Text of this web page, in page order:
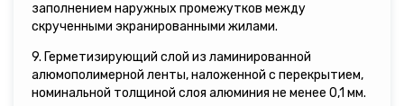
заполнением наружных промежутков между
скрученными экранированными жилами.
9. Герметизирующий слой из ламинированной
алюмополимерной ленты, наложенной с перекрытием,
номинальной толщиной слоя алюминия не менее 0,1 мм.